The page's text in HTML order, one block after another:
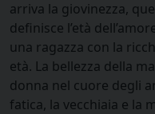
arriva la giovinezza,
definisce l’età
una ragazza con la
età. La bellezza della
donna nel cuore degli
fatica, la vecchiaia e la